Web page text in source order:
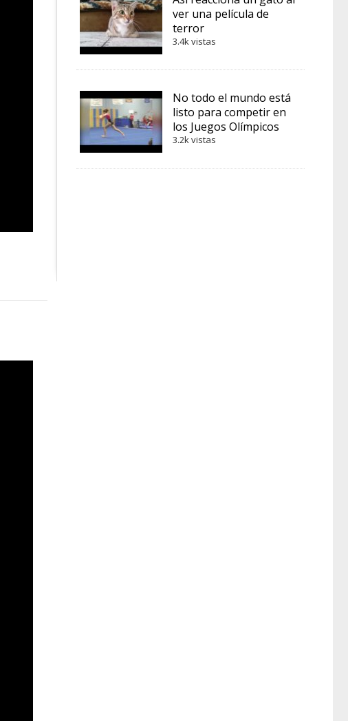
ver una película de
terror
3.4k vistas
No todo el mundo está
listo para competir en
los Juegos Olímpicos
3.2k vistas